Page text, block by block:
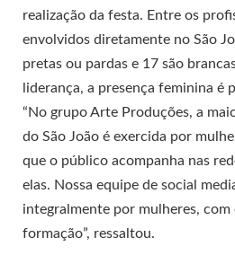
realização da festa. Entre os
envolvidos diretamente no São
pretas ou pardas e 17 são
liderança, a presença feminina é
“No grupo Arte Produções, a
do São João é exercida por
que o público acompanha nas
elas. Nossa equipe de social
integralmente por mulheres,
formação”, ressaltou.